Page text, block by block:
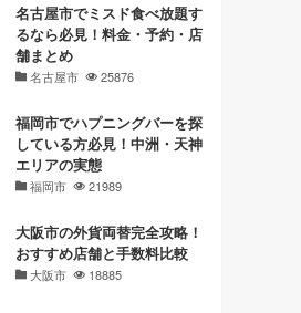
名古屋市でミスド食べ放題す
るなら必見！料金・予約・店
舗まとめ
名古屋市 25876
福岡市でハプニングバーを探
している方必見！中洲・天神
エリアの実態
福岡市 21989
大阪市の外貨両替完全攻略！
おすすめ店舗と手数料比較
大阪市 18885